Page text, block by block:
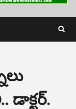
డాక్టర్.